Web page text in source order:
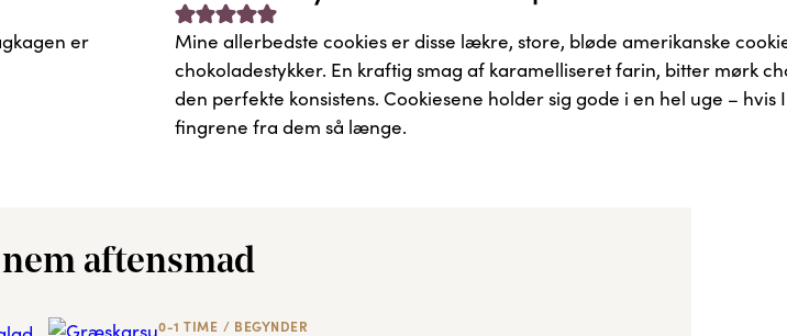
er
Mine allerbedste cookies er disse lækre, store, bløde amerikanske
chokoladestykker. En kraftig smag af karamelliseret farin, bitter mørk
den perfekte konsistens. Cookiesene holder sig gode i en hel uge – hvis
fingrene fra dem så længe.
aftensmad
0-1 TIME / BEGYNDER